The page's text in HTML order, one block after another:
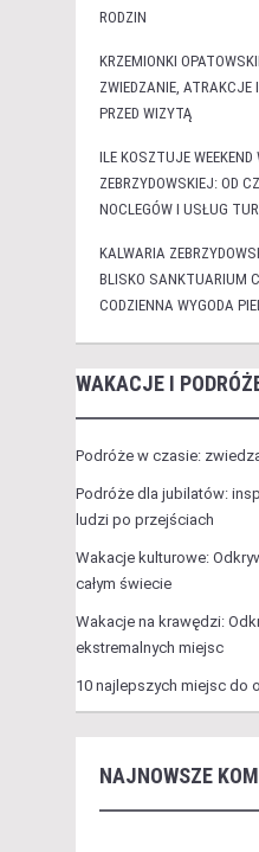
RODZIN
KRZEMIONKI
ZWIEDZANIE, ATRAKCJE
PRZED WIZYTĄ
ILE KOSZTUJE WEEKEND
ZEBRZYDOWSKIEJ: OD
NOCLEGÓW I USŁUG
KALWARIA
BLISKO SANKTUARIUM
CODZIENNA WYGODA
WAKACJE I
Podróże w czasie:
Podróże dla jubilatów:
ludzi po przejściach
Wakacje kulturowe:
całym świecie
Wakacje na krawędzi:
ekstremalnych miejsc
10 najlepszych miejsc do
NAJNOWSZE